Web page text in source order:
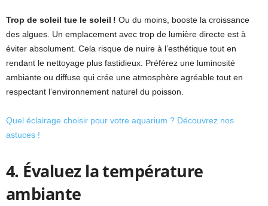
Trop de soleil tue le soleil ! Ou du moins, booste la croissance
des algues. Un emplacement avec trop de lumière directe est à
éviter absolument. Cela risque de nuire à l’esthétique tout en
rendant le nettoyage plus fastidieux. Préférez une luminosité
ambiante ou diffuse qui crée une atmosphère agréable tout en
respectant l’environnement naturel du poisson.
Quel éclairage choisir pour votre aquarium ? Découvrez nos
astuces !
4. Évaluez la température
ambiante